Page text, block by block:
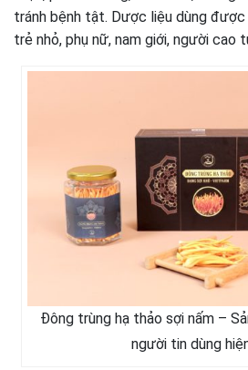
tránh bệnh tật. Dược liệu dùng
trẻ nhỏ, phụ nữ, nam giới, người cao
Đông trùng hạ thảo sợi nấm –
người tin dùng